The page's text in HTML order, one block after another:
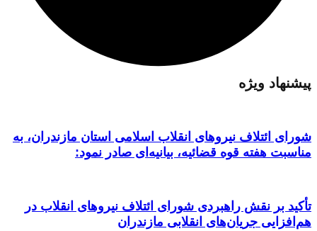
پیشنهاد ویژه
شورای ائتلاف نیروهای انقلاب اسلامی استان مازندران، به
مناسبت هفته قوه قضائیه، بیانیه‌ای صادر نمود:
تأکید بر نقش راهبردی شورای ائتلاف نیروهای انقلاب در
هم‌افزایی جریان‌های انقلابی مازندران